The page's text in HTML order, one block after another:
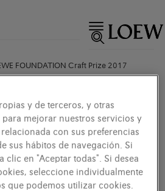
FOUNDATION Craft Prize 2017
y de terceros, y otras
mejorar nuestros servicios y
con sus preferencias
sus hábitos de navegación. Si
clic en "Aceptar todas". Si desea
seleccione individualmente
que podemos utilizar cookies.